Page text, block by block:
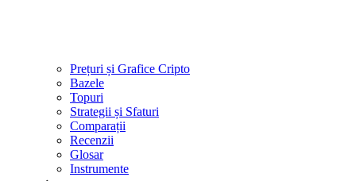
Prețuri și Grafice Cripto
Bazele
Topuri
Strategii și Sfaturi
Comparații
Recenzii
Glosar
Instrumente